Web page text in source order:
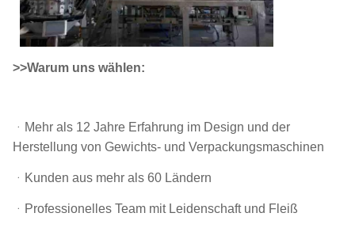
>>Warum uns wählen:
ᆞ Mehr als 12 Jahre Erfahrung im Design und der
Herstellung von Gewichts- und Verpackungsmaschinen
ᆞKunden aus mehr als 60 Ländern
ᆞProfessionelles Team mit Leidenschaft und Fleiß